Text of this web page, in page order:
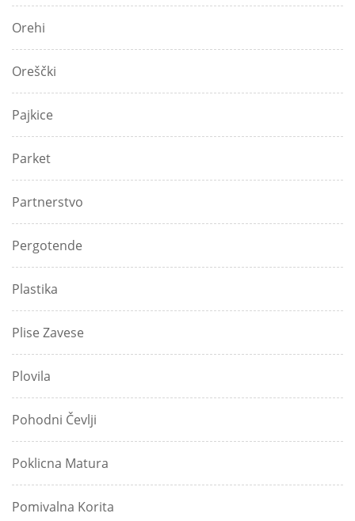
Orehi
Oreščki
Pajkice
Parket
Partnerstvo
Pergotende
Plastika
Plise Zavese
Plovila
Pohodni Čevlji
Poklicna Matura
Pomivalna Korita